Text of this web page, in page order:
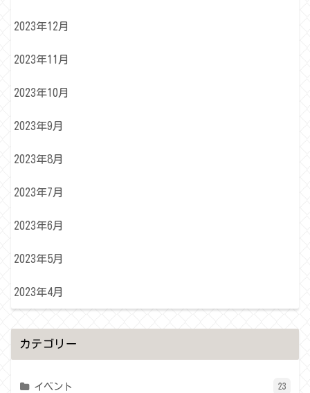
2023年12月
2023年11月
2023年10月
2023年9月
2023年8月
2023年7月
2023年6月
2023年5月
2023年4月
カテゴリー
イベント 23